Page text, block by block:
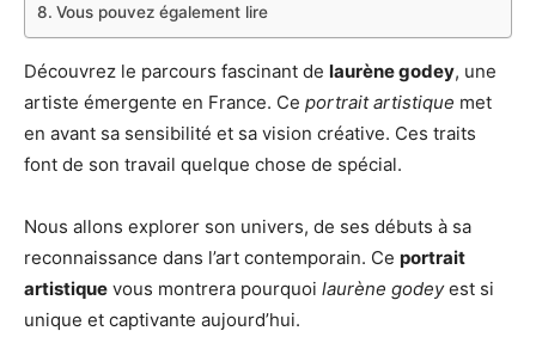
Vous pouvez également lire
Découvrez le parcours fascinant de laurène godey, une
artiste émergente en France. Ce portrait artistique met
en avant sa sensibilité et sa vision créative. Ces traits
font de son travail quelque chose de spécial.
Nous allons explorer son univers, de ses débuts à sa
reconnaissance dans l’art contemporain. Ce portrait
artistique vous montrera pourquoi laurène godeyest si
unique et captivante aujourd’hui.